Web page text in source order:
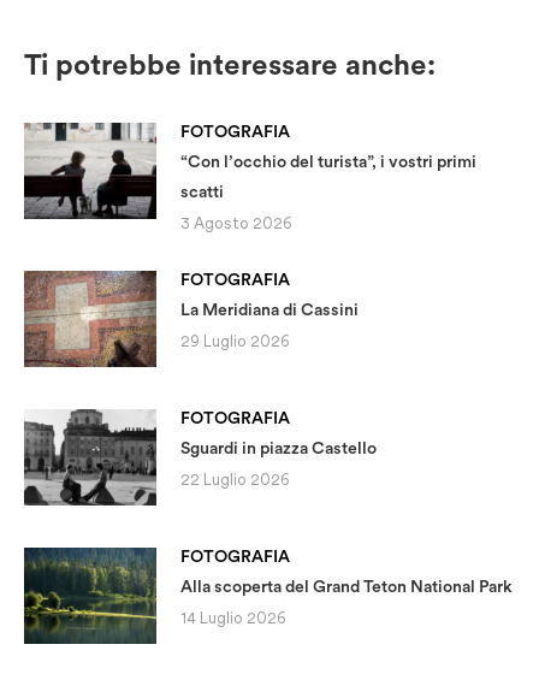
Ti potrebbe interessare anche:
FOTOGRAFIA
“Con l’occhio del turista”, i vostri primi
scatti
3 Agosto 2026
FOTOGRAFIA
La Meridiana di Cassini
29 Luglio 2026
FOTOGRAFIA
Sguardi in piazza Castello
22 Luglio 2026
FOTOGRAFIA
Alla scoperta del Grand Teton National Park
14 Luglio 2026